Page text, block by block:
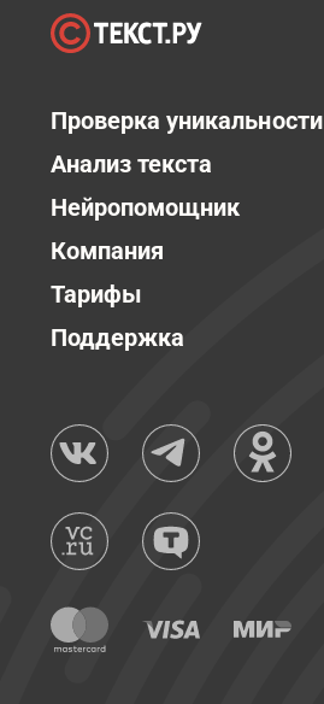
Проверка уникальности
Анализ текста
Нейропомощник
Компания
Тарифы
Поддержка